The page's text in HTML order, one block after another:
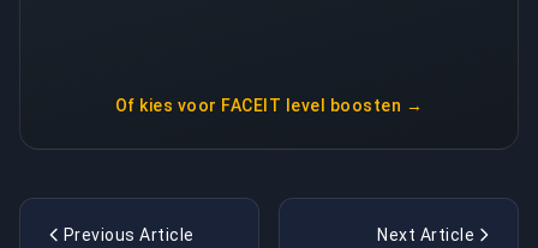
Of kies voor FACEIT level boosten →
Previous Article Next Article